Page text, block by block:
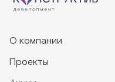
О компании
Проекты